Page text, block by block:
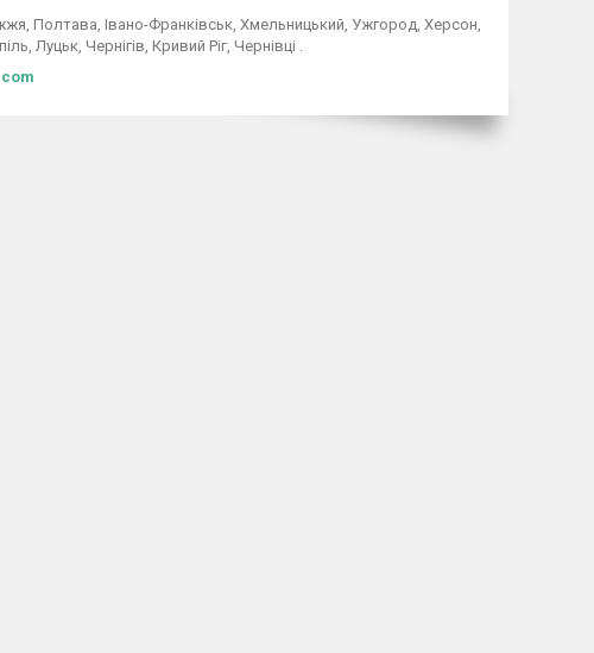
Полтава, Івано-Франківськ, Хмельницький, Ужгород, Херсон,
Луцьк, Чернігів, Кривий Ріг, Чернівці .